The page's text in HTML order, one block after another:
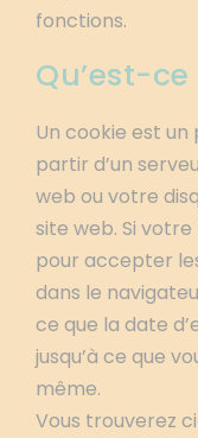
fonctions.
Qu’est-
Un cookie est
partir d’un
web ou votre
site web. Si
pour accepter
dans le
ce que la date
jusqu’à ce que
même.
Vous trouverez